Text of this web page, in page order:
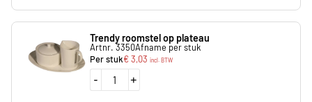
Trendy roomstel op plateau
Artnr. 3350Afname per stuk
Per stuk€3,03 incl. BTW
- +